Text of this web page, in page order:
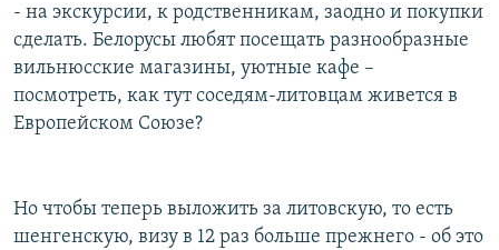
- на экскурсии, к родственникам, заодно и покупки
сделать. Белорусы любят посещать разнообразные
вильнюсские магазины, уютные кафе –
посмотреть, как тут соседям-литовцам живется в
Европейском Союзе?
Но чтобы теперь выложить за литовскую, то есть
шенгенскую, визу в 12 раз больше прежнего - об это